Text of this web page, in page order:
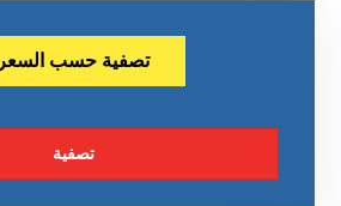
تصفية حسب السعر
تصفية